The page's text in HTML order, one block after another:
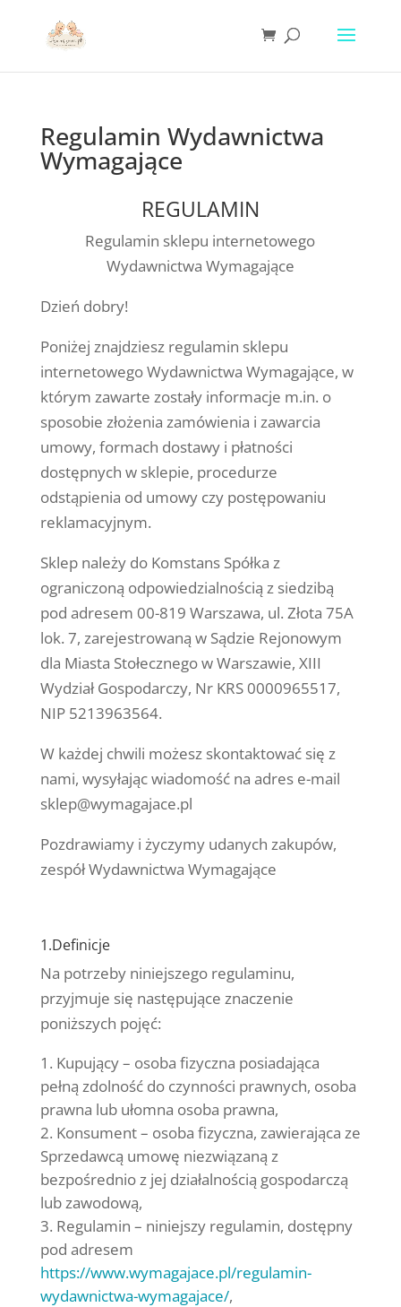
Regulamin Wydawnictwa
Wymagające
REGULAMIN
Regulamin sklepu internetowego
Wydawnictwa Wymagające
Dzień dobry!
Poniżej znajdziesz regulamin sklepu
internetowego Wydawnictwa Wymagające, w
którym zawarte zostały informacje m.in. o
sposobie złożenia zamówienia i zawarcia
umowy, formach dostawy i płatności
dostępnych w sklepie, procedurze
odstąpienia od umowy czy postępowaniu
reklamacyjnym.
Sklep należy do Komstans Spółka z
ograniczoną odpowiedzialnością z siedzibą
pod adresem 00-819 Warszawa, ul. Złota 75A
lok. 7, zarejestrowaną w Sądzie Rejonowym
dla Miasta Stołecznego w Warszawie, XIII
Wydział Gospodarczy, Nr KRS 0000965517,
NIP 5213963564.
W każdej chwili możesz skontaktować się z
nami, wysyłając wiadomość na adres e-mail
sklep@wymagajace.pl
Pozdrawiamy i życzymy udanych zakupów,
zespół Wydawnictwa Wymagające
1.Definicje
Na potrzeby niniejszego regulaminu,
przyjmuje się następujące znaczenie
poniższych pojęć:
Kupujący – osoba fizyczna posiadająca
pełną zdolność do czynności prawnych, osoba
prawna lub ułomna osoba prawna,
Konsument – osoba fizyczna, zawierająca ze
Sprzedawcą umowę niezwiązaną z
bezpośrednio z jej działalnością gospodarczą
lub zawodową,
Regulamin – niniejszy regulamin, dostępny
pod adresem
https://www.wymagajace.pl/regulamin-
wydawnictwa-wymagajace/,